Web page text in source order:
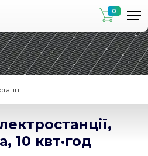
0
10 квт·год